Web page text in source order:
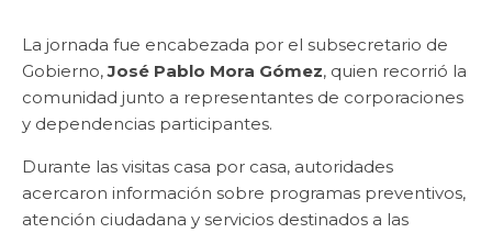
La jornada fue encabezada por el subsecretario de
Gobierno,José Pablo Mora Gómez, quien recorrió la
comunidad junto a representantes de corporaciones
y dependencias participantes.
Durante las visitas casa por casa, autoridades
acercaron información sobre programas preventivos,
atención ciudadana y servicios destinados a las